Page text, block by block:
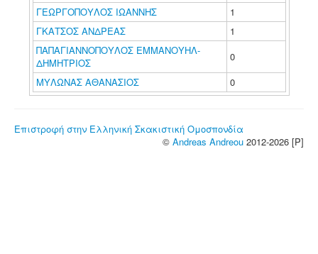
ΓΕΩΡΓΟΠΟΥΛΟΣ ΙΩΑΝΝΗΣ
1
ΓΚΑΤΣΟΣ ΑΝΔΡΕΑΣ
1
ΠΑΠΑΓΙΑΝΝΟΠΟΥΛΟΣ ΕΜΜΑΝΟΥΗΛ-
ΔΗΜΗΤΡΙΟΣ
0
ΜΥΛΩΝΑΣ ΑΘΑΝΑΣΙΟΣ
0
Επιστροφή στην Ελληνική Σκακιστική Ομοσπονδία
© Andreas Andreou 2012-2026 [P]